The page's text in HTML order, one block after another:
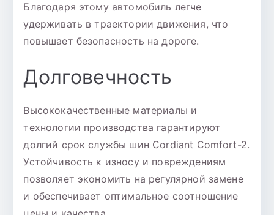
Благодаря этому автомобиль легче
удерживать в траектории движения, что
повышает безопасность на дороге.
Долговечность
Высококачественные материалы и
технологии производства гарантируют
долгий срок службы шин Cordiant Comfort-2.
Устойчивость к износу и повреждениям
позволяет экономить на регулярной замене
и обеспечивает оптимальное соотношение